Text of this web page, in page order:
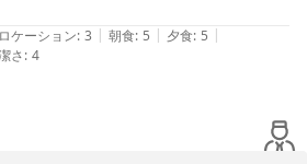
た！
す！
いました。
ロケーション: 3 | 朝食: 5 | 夕食: 5 |
さ: 4